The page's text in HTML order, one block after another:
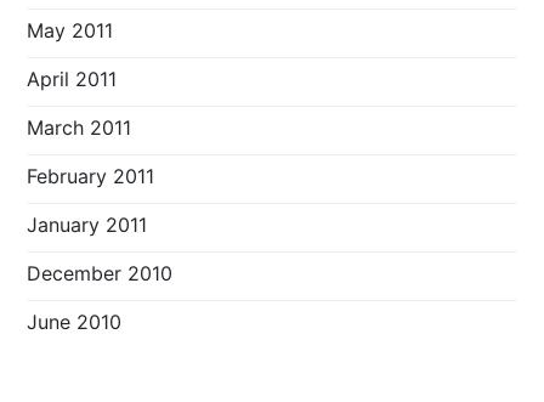
May 2011
April 2011
March 2011
February 2011
January 2011
December 2010
June 2010